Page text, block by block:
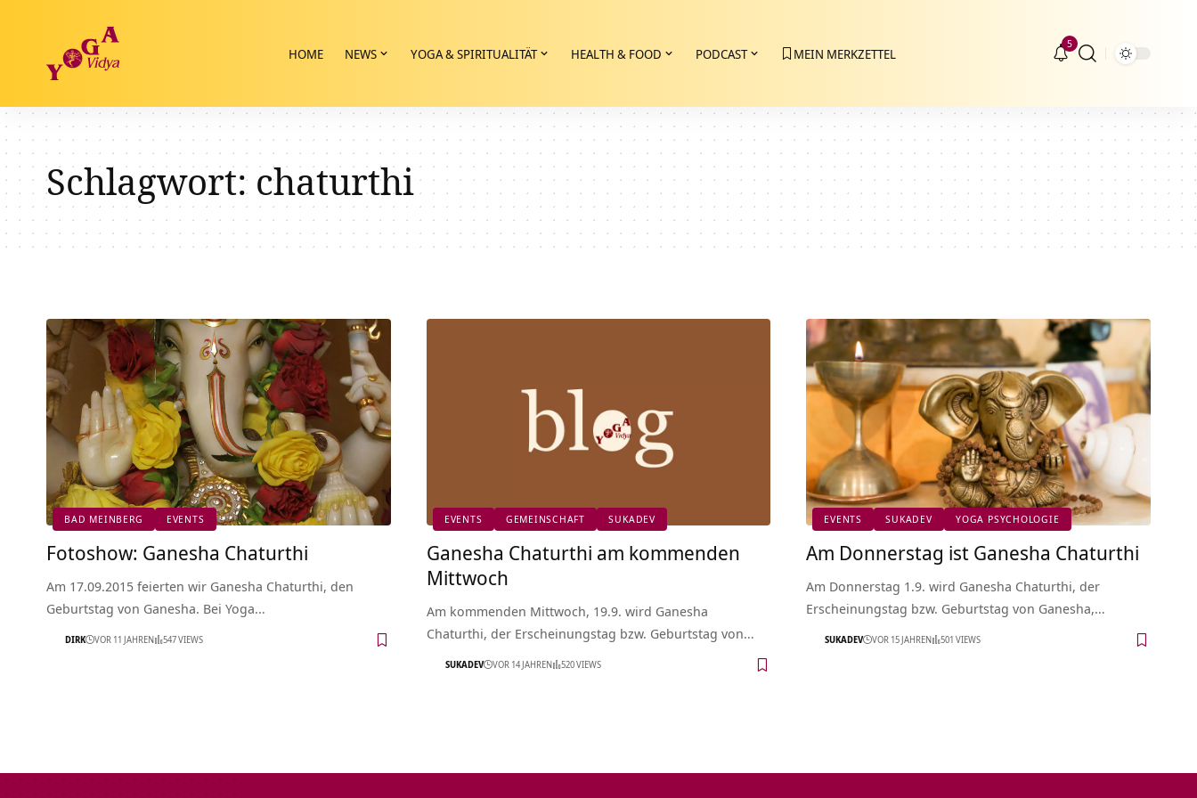
HOME NEWS YOGA & SPIRITUALITÄT HEALTH & FOOD PODCAST MEIN MERKZETTEL
5
Schlagwort: chaturthi
BAD MEINBERG EVENTS
Fotoshow: Ganesha Chaturthi
Am 17.09.2015 feierten wir Ganesha Chaturthi, den
Geburtstag von Ganesha. Bei Yoga…
DIRK VOR 11 JAHREN 547 VIEWS
EVENTS GEMEINSCHAFT SUKADEV
Ganesha Chaturthi am kommenden
Mittwoch
Am kommenden Mittwoch, 19.9. wird Ganesha
Chaturthi, der Erscheinungstag bzw. Geburtstag von…
SUKADEV VOR 14 JAHREN 520 VIEWS
EVENTS SUKADEV YOGA PSYCHOLOGIE
Am Donnerstag ist Ganesha Chaturthi
Am Donnerstag 1.9. wird Ganesha Chaturthi, der
Erscheinungstag bzw. Geburtstag von Ganesha,…
SUKADEV VOR 15 JAHREN 501 VIEWS